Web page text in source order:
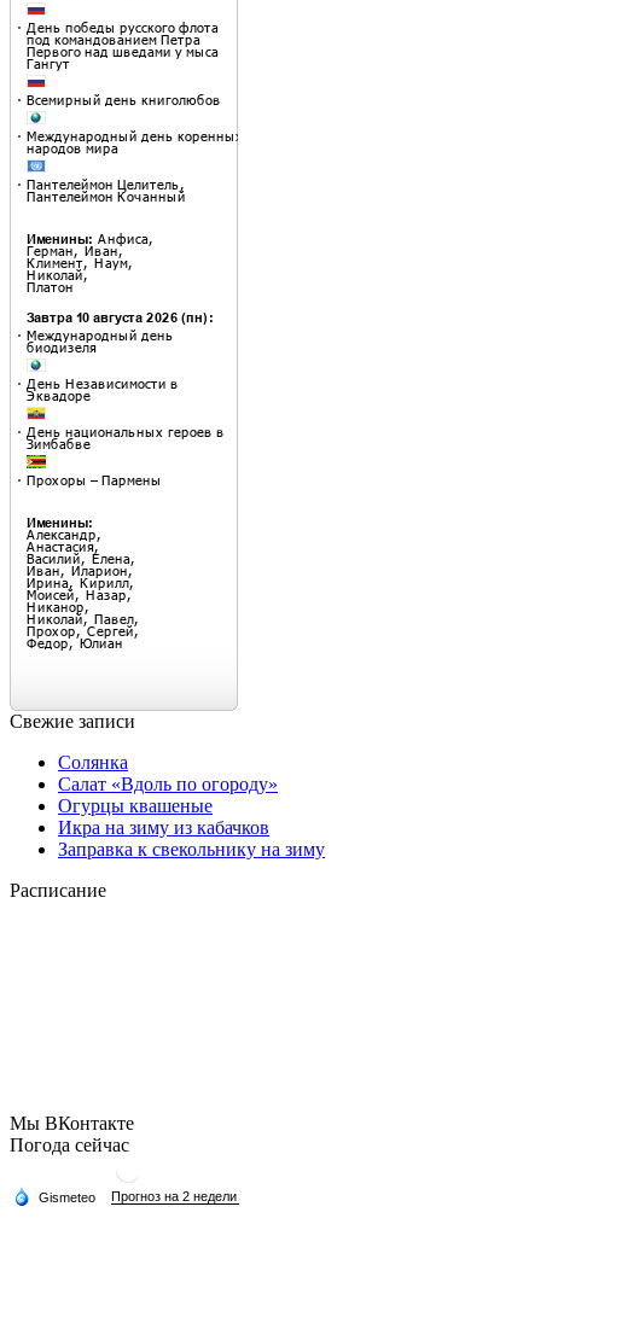
Свежие записи
Солянка
Салат «Вдоль по огороду»
Огурцы квашеные
Икра на зиму из кабачков
Заправка к свекольнику на зиму
Расписание
Мы ВКонтакте
Погода сейчас